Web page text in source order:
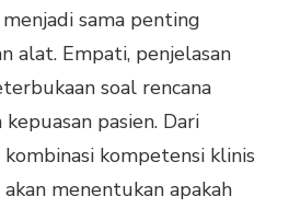
sama penting
alat. Empati, penjelasan
soal rencana
pasien. Dari
kompetensi klinis
menentukan apakah